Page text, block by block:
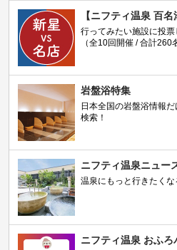
【ニフティ温泉 百名
行ってみたい施設に投票
（全10回開催 / 合計260
岩盤浴特集
日本全国の岩盤浴情報
検索！
ニフティ温泉ニュー
温泉にもっと行きたく
ニフティ温泉 おふろ